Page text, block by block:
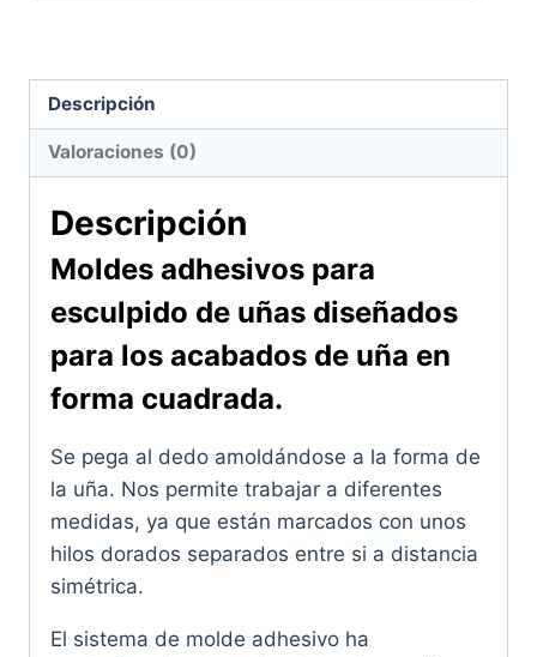
Descripción
Valoraciones (0)
Descripción
Moldes adhesivos para
esculpido de uñas diseñados
para los acabados de uña en
forma cuadrada.
Se pega al dedo amoldándose a la forma de
la uña. Nos permite trabajar a diferentes
medidas, ya que están marcados con unos
hilos dorados separados entre si a distancia
simétrica.
El sistema de molde adhesivo ha